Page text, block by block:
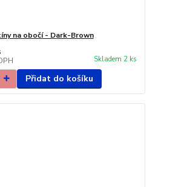
na obočí - Dark-Brown
Skladem 2 ks
Přidat do košíku